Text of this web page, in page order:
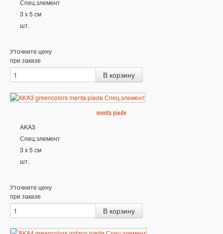
Спец.элемент
3 x 5 см
шт.
Уточните цену
при заказе
menta piede
AKA3
Спец.элемент
3 x 5 см
шт.
Уточните цену
при заказе